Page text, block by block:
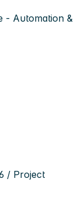
- Automation &
/ Project